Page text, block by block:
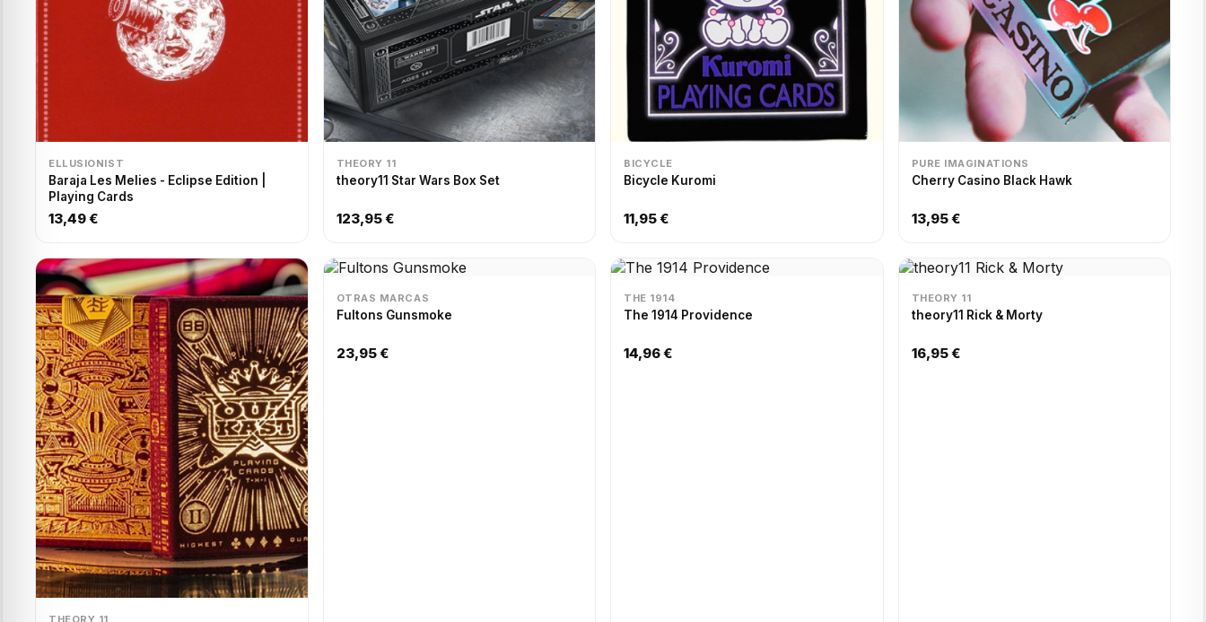
ELLUSIONIST
Baraja Les Melies - Eclipse Edition |
Playing Cards
13,49 €
THEORY 11
theory11 Star Wars Box Set
123,95 €
BICYCLE
Bicycle Kuromi
11,95 €
PURE IMAGINATIONS
Cherry Casino Black Hawk
13,95 €
OTRAS MARCAS
Fultons Gunsmoke
23,95 €
THE 1914
The 1914 Providence
14,96 €
THEORY 11
theory11 Rick & Morty
16,95 €